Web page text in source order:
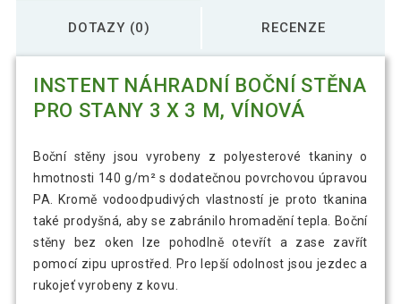
DOTAZY (0) RECENZE
INSTENT NÁHRADNÍ BOČNÍ STĚNA
PRO STANY 3 X 3 M, VÍNOVÁ
Boční stěny jsou vyrobeny z polyesterové tkaniny o
hmotnosti 140 g/m² s dodatečnou povrchovou úpravou
PA. Kromě vodoodpudivých vlastností je proto tkanina
také prodyšná, aby se zabránilo hromadění tepla. Boční
stěny bez oken lze pohodlně otevřít a zase zavřít
pomocí zipu uprostřed. Pro lepší odolnost jsou jezdec a
rukojeť vyrobeny z kovu.